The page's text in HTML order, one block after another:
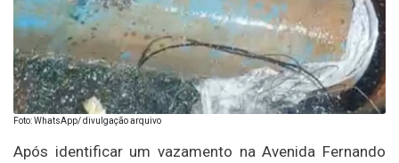
Foto: WhatsApp/ divulgação arquivo
Após identificar um vazamento na Avenida Fernando